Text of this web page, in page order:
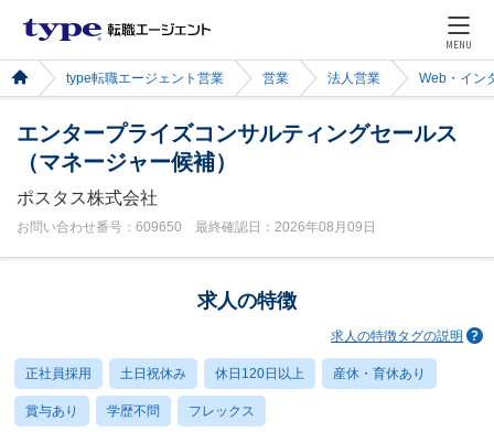
MENU
type転職エージェント営業 営業 法人営業 Web・イン
エンタープライズコンサルティングセールス
（マネージャー候補）
ポスタス株式会社
お問い合わせ番号：609650 最終確認日：2026年08月09日
求人の特徴
求人の特徴タグの説明
正社員採用 土日祝休み 休日120日以上 産休・育休あり
賞与あり 学歴不問 フレックス